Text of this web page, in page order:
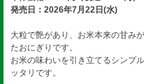
発売日：2026年7月22日(水)
大粒で艶があり、お米本来の甘み
たおにぎりです。
お米の味わいを引き立てるシンプ
ッタリです。